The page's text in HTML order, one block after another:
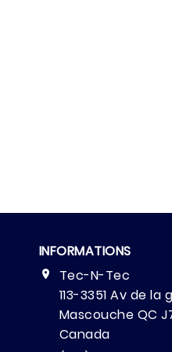
INFORMATIONS

Tec-N-Tec
113-3351 Av de la
Mascouche QC
Canada